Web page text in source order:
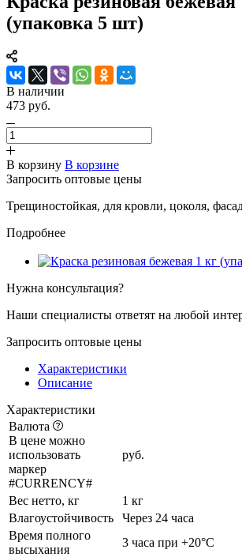
(упаковка 5 шт)
В наличии
473 руб.
В корзину В корзине
Запросить оптовые цены
Трещиностойкая, для кровли, цоколя,
Подробнее
Нужна консультация?
Наши специалисты ответят на любой
Запросить оптовые цены
Характеристики
Описание
Характеристики
Валюта
В цене можно
использовать
маркер
#CURRENCY#
руб.
Вес нетто, кг
1 кг
Влагоустойчивость
Через 24 часа
Время полного
высыхания
3 часа при +20°С